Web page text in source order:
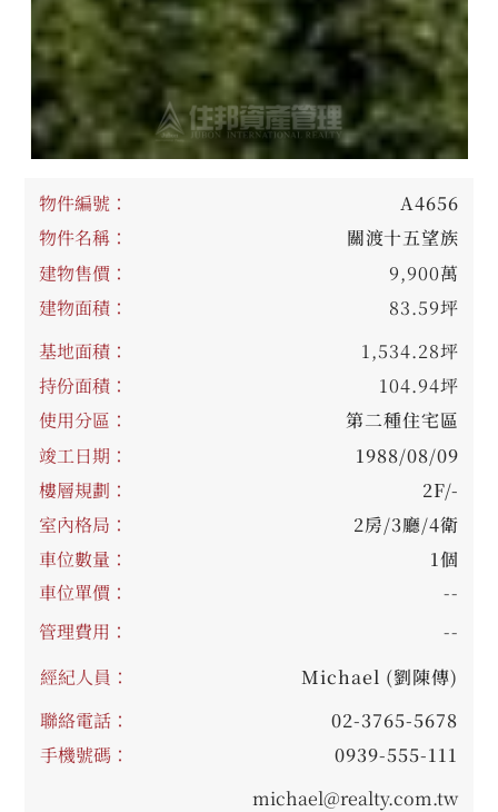
物件編號：
A4656
物件名稱：
關渡十五望族
建物售價：
9,900萬
建物面積：
83.59坪
基地面積：
1,534.28坪
持份面積：
104.94坪
使用分區：
第二種住宅區
竣工日期：
1988/08/09
樓層規劃：
2F/-
室內格局：
2房/3廳/4衛
車位數量：
1個
車位單價：
--
管理費用：
--
經紀人員：
Michael (劉陳傳)
聯絡電話：
02-3765-5678
手機號碼：
0939-555-111
michael@realty.com.tw